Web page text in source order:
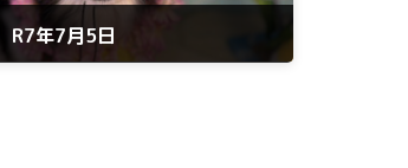
年7月5日